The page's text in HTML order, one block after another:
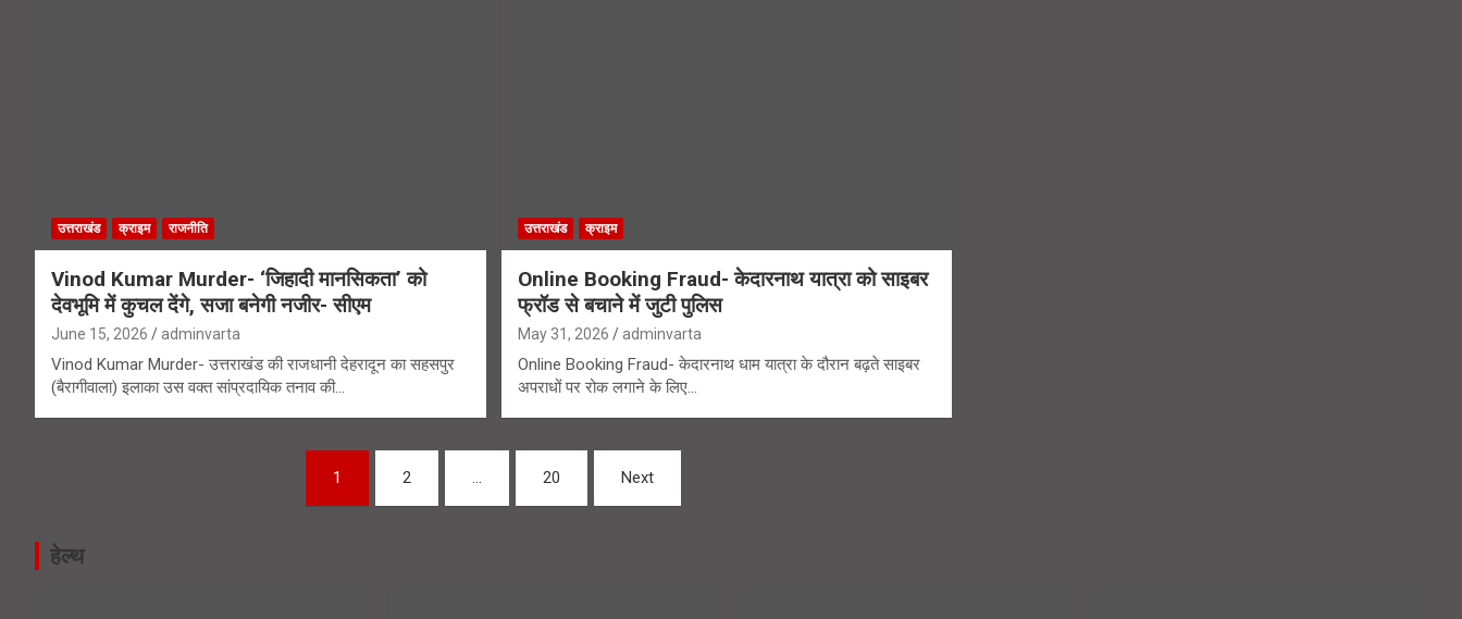
उत्तराखंड क्राइम राजनीति
Vinod Kumar Murder- ‘जिहादी मानसिकता’ को
देवभूमि में कुचल देंगे, सजा बनेगी नजीर- सीएम
June 15, 2026 adminvarta
Vinod Kumar Murder- उत्तराखंड की राजधानी देहरादून का सहसपुर
(बैरागीवाला) इलाका उस वक्त सांप्रदायिक तनाव की…
उत्तराखंड क्राइम
Online Booking Fraud- केदारनाथ यात्रा को साइबर
फ्रॉड से बचाने में जुटी पुलिस
May 31, 2026 adminvarta
Online Booking Fraud- केदारनाथ धाम यात्रा के दौरान बढ़ते साइबर
अपराधों पर रोक लगाने के लिए…
1 2 … 20 Next
हेल्थ